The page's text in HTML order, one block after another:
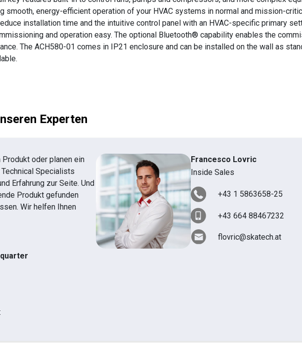
smooth, energy-efficient operation of your HVAC systems in normal and mission-
installation time and the intuitive control panel with an HVAC-specific primary
and operation easy. The optional Bluetooth® capability enables the
The ACH580-01 comes in IP21 enclosure and can be installed on the wall as
Experten
oder planen ein
Specialists
Erfahrung zur Seite. Und
Produkt gefunden
Wir helfen Ihnen
Francesco Lovric
Inside Sales
+43 1 5863658-25
+43 664 88467232
flovric@skatech.at